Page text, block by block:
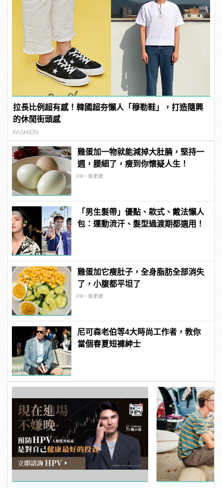
拉長比例超有感！韓國超夯懶人「穆勒鞋」，打造隨興
的休閒街頭感
FASHION
雞蛋加一物就能減掉大肚腩，堅持一
週，腰細了，瘦到你懷疑人生！
PR・新素簡
「男生髮帶」優點、款式、戴法懶人
包：運動流汗、髮型過渡期都適用！
雞蛋加它瘦肚子，全身脂肪全部消失
了，小腹都平坦了
PR・新素簡
尼可森老伯等4大時尚工作者，教你
當個春夏短褲紳士